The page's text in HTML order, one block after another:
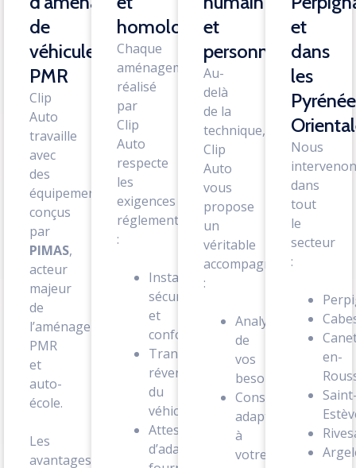
de
véhicule
PMR
Clip
Auto
travaille
avec
des
équipements
conçus
par
PIMAS,
acteur
majeur
de
l’aménagement
PMR
et
auto-
école.
Les
avantages
homologuée
Chaque
aménagement
réalisé
par
Clip
Auto
respecte
les
exigences
réglementaires
:
Installation
sécurisée
et
conforme
Transformation
réversible
du
véhicule
Attestation
d’adaptation
et
personnalisé
Au-
delà
de la
technique,
Clip
Auto
vous
propose
un
véritable
accompagnement
:
Analyse
de
vos
besoins
Conseils
adaptés
à
votre
et
dans
les
Nous
dans
tout
le
secteur
:
en-